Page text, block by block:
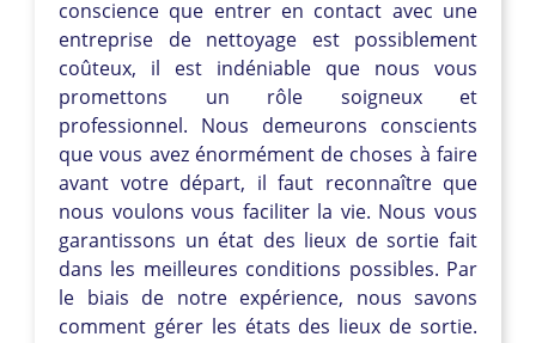
conscience que entrer en contact avec une
entreprise de nettoyage est possiblement
coûteux, il est indéniable que nous vous
promettons un rôle soigneux et
professionnel. Nous demeurons conscients
que vous avez énormément de choses à faire
avant votre départ, il faut reconnaître que
nous voulons vous faciliter la vie. Nous vous
garantissons un état des lieux de sortie fait
dans les meilleures conditions possibles. Par
le biais de notre expérience, nous savons
comment gérer les états des lieux de sortie.